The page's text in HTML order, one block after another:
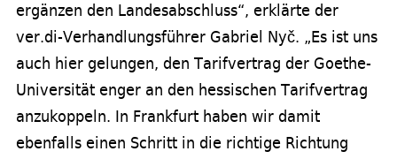
ergänzen den Landesabschluss“, erklärte der
ver.di-Verhandlungsführer Gabriel Nyč. „Es ist uns
auch hier gelungen, den Tarifvertrag der Goethe-
Universität enger an den hessischen Tarifvertrag
anzukoppeln. In Frankfurt haben wir damit
ebenfalls einen Schritt in die richtige Richtung